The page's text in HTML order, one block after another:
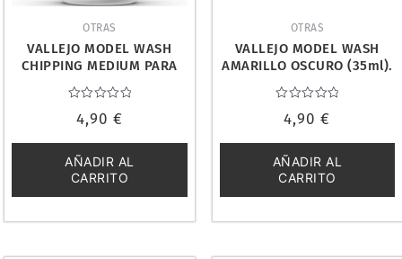
OTRAS
VALLEJO MODEL WASH
CHIPPING MEDIUM PARA
DESGASTES 35ml. VALLEJO
76550
con
de
5
4,90 €
AÑADIR AL
CARRITO
OTRAS
VALLEJO MODEL WASH
AMARILLO OSCURO (35ml).
VALLEJO 76503
con
de
5
4,90€
AÑADIR AL
CARRITO